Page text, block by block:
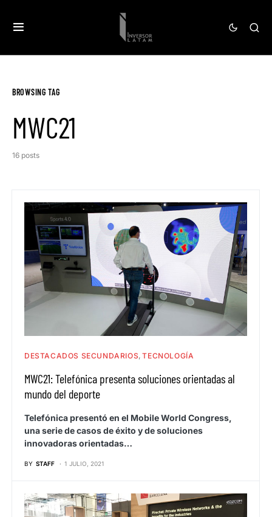
BROWSING TAG
MWC21
16 posts
DESTACADOS SECUNDARIOS TECNOLOGÍA
MWC21: Telefónica presenta soluciones orientadas al
mundo del deporte
Telefónica presentó en el Mobile World Congress,
una serie de casos de éxito y de soluciones
innovadoras orientadas…
BY STAFF 1 JULIO, 2021